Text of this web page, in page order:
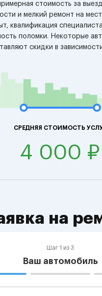
стоимость за
и мелкий ремонт на
квалификация
поломки. Некоторые
скидки в
СРЕДНЯЯ СТОИМОСТЬ
4 000 ₽
на
Шаг 1 из 3
Ваш автомобиль